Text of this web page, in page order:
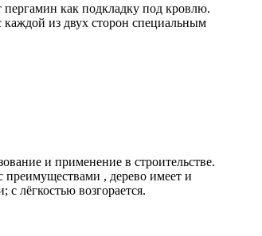
как подкладку под кровлю.
из двух сторон специальным
и применение в строительстве.
преимуществами , дерево имеет и
лёгкостью возгорается.